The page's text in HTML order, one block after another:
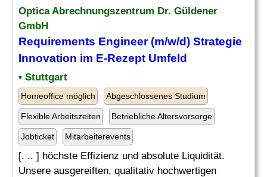
Optica Abrechnungszentrum Dr. Güldener
GmbH
Requirements Engineer (m/w/d) Strategie
Innovation im E-Rezept Umfeld
• Stuttgart
Homeoffice möglich Abgeschlossenes Studium
Flexible Arbeitszeiten Betriebliche Altersvorsorge
Jobticket Mitarbeiterevents
[. .. ] höchste Effizienz und absolute Liquidität.
Unsere ausgereiften, qualitativ hochwertigen